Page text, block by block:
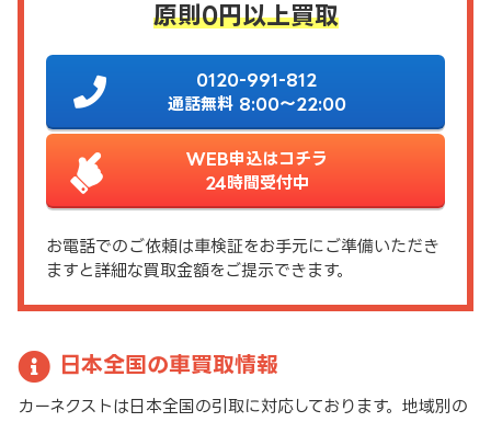
原則0円以上買取
0120-991-812
通話無料 8:00～22:00
WEB申込はコチラ
24時間受付中
お電話でのご依頼は車検証をお手元にご準備いただき
ますと詳細な買取金額をご提示できます。
日本全国の車買取情報
カーネクストは日本全国の引取に対応しております。地域別の